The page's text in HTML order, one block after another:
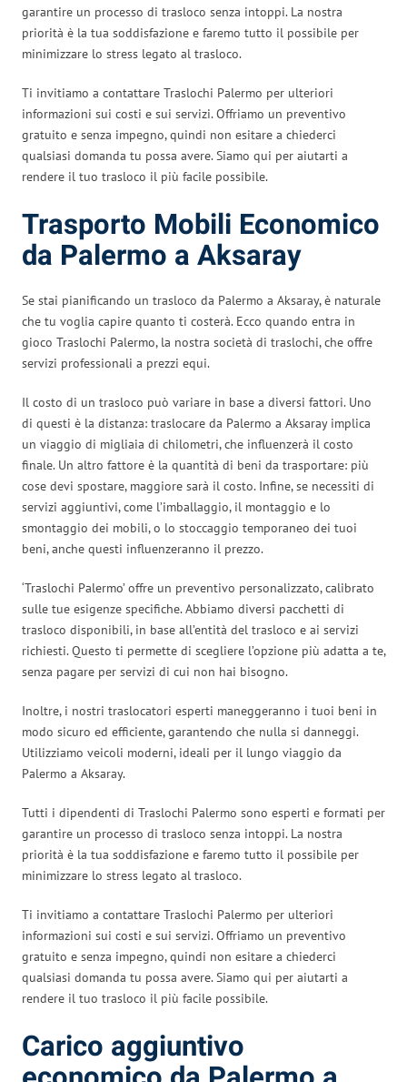
garantire un processo di trasloco senza intoppi. La nostra
priorità è la tua soddisfazione e faremo tutto il possibile per
minimizzare lo stress legato al trasloco.
Ti invitiamo a contattare Traslochi Palermo per ulteriori
informazioni sui costi e sui servizi. Offriamo un preventivo
gratuito e senza impegno, quindi non esitare a chiederci
qualsiasi domanda tu possa avere. Siamo qui per aiutarti a
rendere il tuo trasloco il più facile possibile.
Trasporto Mobili Economico
da Palermo a Aksaray
Se stai pianificando un trasloco da Palermo a Aksaray, è naturale
che tu voglia capire quanto ti costerà. Ecco quando entra in
gioco Traslochi Palermo, la nostra società di traslochi, che offre
servizi professionali a prezzi equi.
Il costo di un trasloco può variare in base a diversi fattori. Uno
di questi è la distanza: traslocare da Palermo a Aksaray implica
un viaggio di migliaia di chilometri, che influenzerà il costo
finale. Un altro fattore è la quantità di beni da trasportare: più
cose devi spostare, maggiore sarà il costo. Infine, se necessiti di
servizi aggiuntivi, come l’imballaggio, il montaggio e lo
smontaggio dei mobili, o lo stoccaggio temporaneo dei tuoi
beni, anche questi influenzeranno il prezzo.
‘Traslochi Palermo’ offre un preventivo personalizzato, calibrato
sulle tue esigenze specifiche. Abbiamo diversi pacchetti di
trasloco disponibili, in base all’entità del trasloco e ai servizi
richiesti. Questo ti permette di scegliere l’opzione più adatta a te,
senza pagare per servizi di cui non hai bisogno.
Inoltre, i nostri traslocatori esperti maneggeranno i tuoi beni in
modo sicuro ed efficiente, garantendo che nulla si danneggi.
Utilizziamo veicoli moderni, ideali per il lungo viaggio da
Palermo a Aksaray.
Tutti i dipendenti di Traslochi Palermo sono esperti e formati per
garantire un processo di trasloco senza intoppi. La nostra
priorità è la tua soddisfazione e faremo tutto il possibile per
minimizzare lo stress legato al trasloco.
Ti invitiamo a contattare Traslochi Palermo per ulteriori
informazioni sui costi e sui servizi. Offriamo un preventivo
gratuito e senza impegno, quindi non esitare a chiederci
qualsiasi domanda tu possa avere. Siamo qui per aiutarti a
rendere il tuo trasloco il più facile possibile.
Carico aggiuntivo